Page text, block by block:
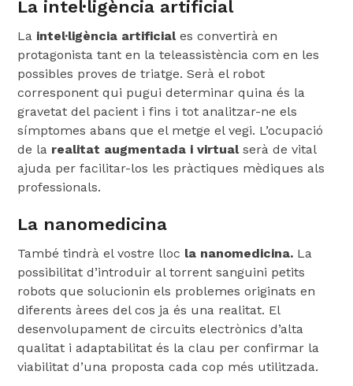
La intel·ligència artificial
La intel·ligència artificiales convertirà en
protagonista tant en la teleassistència com en les
possibles proves de triatge. Serà el robot
corresponent qui pugui determinar quina és la
gravetat del pacient i fins i tot analitzar-ne els
símptomes abans que el metge el vegi. L’ocupació
de la realitat augmentada i virtualserà de vital
ajuda per facilitar-los les pràctiques mèdiques als
professionals.
La nanomedicina
També tindrà el vostre lloc la nanomedicina. La
possibilitat d’introduir al torrent sanguini petits
robots que solucionin els problemes originats en
diferents àrees del cos ja és una realitat. El
desenvolupament de circuits electrònics d’alta
qualitat i adaptabilitat és la clau per confirmar la
viabilitat d’una proposta cada cop més utilitzada.